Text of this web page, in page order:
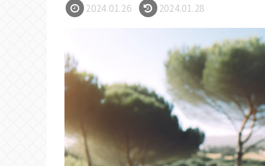
2024.01.26 2024.01.28